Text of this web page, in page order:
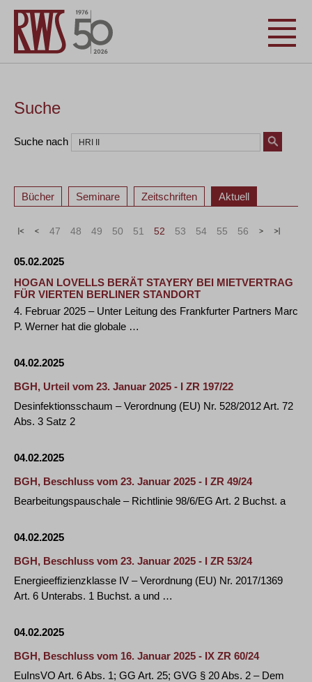
Suche
Suche nach
Bücher Seminare Zeitschriften Aktuell
« < 47 48 49 50 51 52 53 54 55 56 > »
05.02.2025
HOGAN LOVELLS BERÄT STAYERY BEI MIETVERTRAG
FÜR VIERTEN BERLINER STANDORT
4. Februar 2025 – Unter Leitung des Frankfurter Partners Marc
P. Werner hat die globale …
04.02.2025
BGH, Urteil vom 23. Januar 2025 - I ZR 197/22
Desinfektionsschaum – Verordnung (EU) Nr. 528/2012 Art. 72
Abs. 3 Satz 2
04.02.2025
BGH, Beschluss vom 23. Januar 2025 - I ZR 49/24
Bearbeitungspauschale – Richtlinie 98/6/EG Art. 2 Buchst. a
04.02.2025
BGH, Beschluss vom 23. Januar 2025 - I ZR 53/24
Energieeffizienzklasse IV – Verordnung (EU) Nr. 2017/1369
Art. 6 Unterabs. 1 Buchst. a und …
04.02.2025
BGH, Beschluss vom 16. Januar 2025 - IX ZR 60/24
EuInsVO Art. 6 Abs. 1; GG Art. 25; GVG § 20 Abs. 2 – Dem